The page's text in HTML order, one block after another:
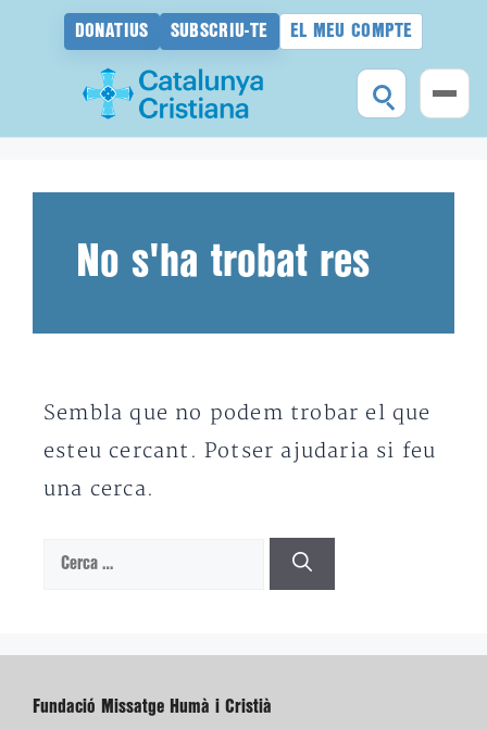
DONATIUS SUBSCRIU-TE EL MEU COMPTE
No s'ha trobat res
Sembla que no podem trobar el que
esteu cercant. Potser ajudaria si feu
una cerca.
Cerca:
Fundació Missatge Humà i Cristià